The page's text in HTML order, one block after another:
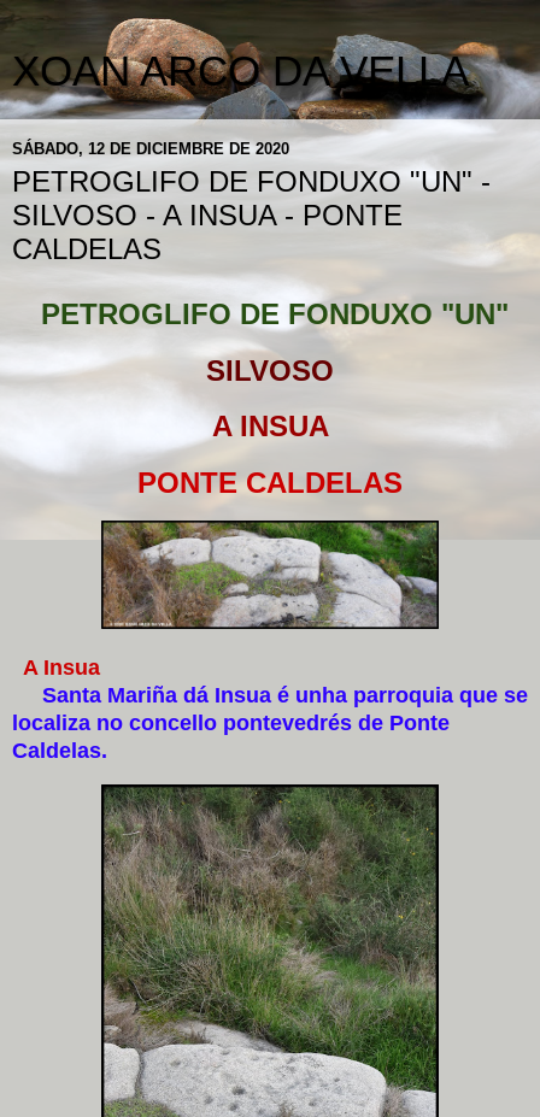
XOAN ARCO DA VELLA
SÁBADO, 12 DE DICIEMBRE DE 2020
PETROGLIFO DE FONDUXO "UN" -
SILVOSO - A INSUA - PONTE
CALDELAS
PETROGLIFO DE FONDUXO "UN"
SILVOSO
A INSUA
PONTE CALDELAS
A Insua
Santa Mariña dá Insua é unha parroquia que se
localiza no concello pontevedrés de Ponte
Caldelas.